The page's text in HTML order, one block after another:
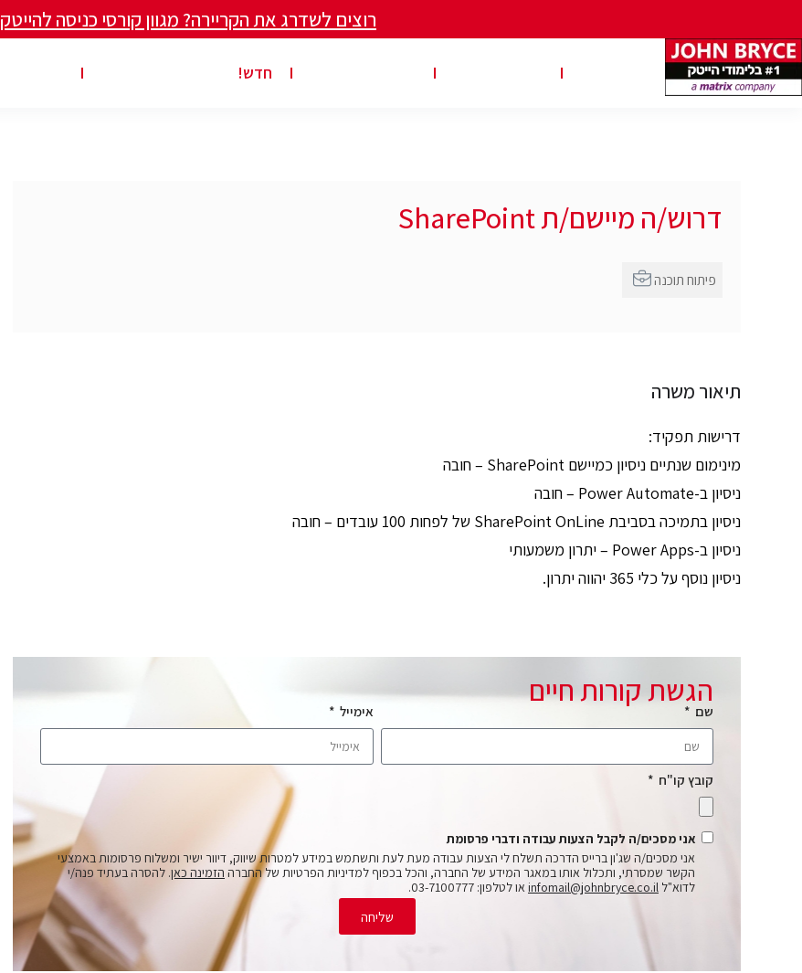
רוצים לשדרג את הקריירה? מגוון קורסי כניסה להייטק
חדש!
דרוש/ה מיישם/ת SharePoint
תיאור משרה
דרישות תפקיד:
מינימום שנתיים ניסיון כמיישם SharePoint – חובה
ניסיון ב-Power Automate – חובה
ניסיון בתמיכה בסביבת SharePoint OnLine של לפחות 100 עובדים – חובה
ניסיון ב-Power Apps – יתרון משמעותי
ניסיון נוסף על כלי 365 יהווה יתרון.
הגשת קורות חיים
שם אימייל
קובץ קו"ח
אני מסכים/ה לקבל הצעות עבודה ודברי פרסומת
אני מסכים/ה שג'ון ברייס הדרכה תשלח לי הצעות עבודה מעת לעת ותשתמש במידע למטרות שיווק, דיוור ישיר ומשלוח פרסומות באמצעי
הקשר שמסרתי, ותכלול אותו במאגר המידע של החברה, והכל בכפוף למדיניות הפרטיות של החברה הזמינה כאן. להסרה בעתיד פנה/י
לדוא"ל infomail@johnbryce.co.il או לטלפון: 03-7100777.
שליחה